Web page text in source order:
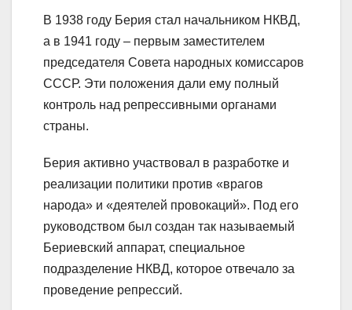
В 1938 году Берия стал начальником НКВД,
а в 1941 году – первым заместителем
председателя Совета народных комиссаров
СССР. Эти положения дали ему полный
контроль над репрессивными органами
страны.
Берия активно участвовал в разработке и
реализации политики против «врагов
народа» и «деятелей провокаций». Под его
руководством был создан так называемый
Бериевский аппарат, специальное
подразделение НКВД, которое отвечало за
проведение репрессий.